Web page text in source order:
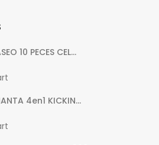
10 PECES CEL...
4en1 KICKIN...